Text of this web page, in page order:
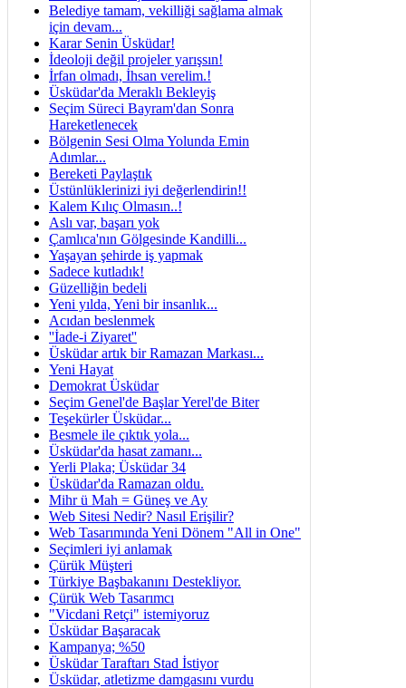
Belediye tamam, vekilliği sağlama almak
için devam...
Karar Senin Üsküdar!
İdeoloji değil projeler yarışsın!
İrfan olmadı, İhsan verelim.!
Üsküdar'da Meraklı Bekleyiş
Seçim Süreci Bayram'dan Sonra
Hareketlenecek
Bölgenin Sesi Olma Yolunda Emin
Adımlar...
Bereketi Paylaştık
Üstünlüklerinizi iyi değerlendirin!!
Kalem Kılıç Olmasın..!
Aslı var, başarı yok
Çamlıca'nın Gölgesinde Kandilli...
Yaşayan şehirde iş yapmak
Sadece kutladık!
Güzelliğin bedeli
Yeni yılda, Yeni bir insanlık...
Acıdan beslenmek
''İade-i Ziyaret''
Üsküdar artık bir Ramazan Markası...
Yeni Hayat
Demokrat Üsküdar
Seçim Genel'de Başlar Yerel'de Biter
Teşekürler Üsküdar...
Besmele ile çıktık yola...
Üsküdar'da hasat zamanı...
Yerli Plaka; Üsküdar 34
Üsküdar'da Ramazan oldu.
Mihr ü Mah = Güneş ve Ay
Web Sitesi Nedir? Nasıl Erişilir?
Web Tasarımında Yeni Dönem "All in One"
Seçimleri iyi anlamak
Çürük Müşteri
Türkiye Başbakanını Destekliyor.
Çürük Web Tasarımcı
"Vicdani Retçi" istemiyoruz
Üsküdar Başaracak
Kampanya; %50
Üsküdar Taraftarı Stad İstiyor
Üsküdar, atletizme damgasını vurdu